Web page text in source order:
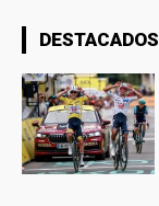
DESTACADOS